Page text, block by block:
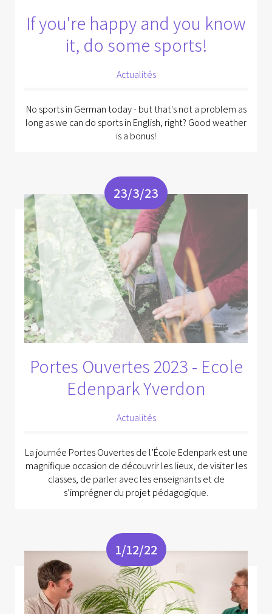
If you're happy and you know
it, do some sports!
Actualités
No sports in German today - but that's not a problem as
long as we can do sports in English, right? Good weather
is a bonus!
23/3/23
Portes Ouvertes 2023 - Ecole
Edenpark Yverdon
Actualités
La journée Portes Ouvertes de l’École Edenpark est une
magnifique occasion de découvrir les lieux, de visiter les
classes, de parler avec les enseignants et de
s’imprégner du projet pédagogique.
1/12/22